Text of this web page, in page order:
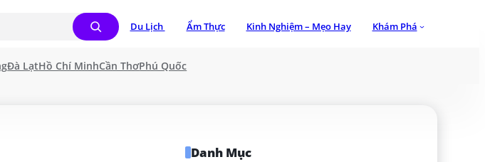
Du Lịch Ẩm Thực Kinh Nghiệm – Mẹo Hay Khám Phá
Đà LạtHồ Chí MinhCần ThơPhú Quốc
Danh Mục